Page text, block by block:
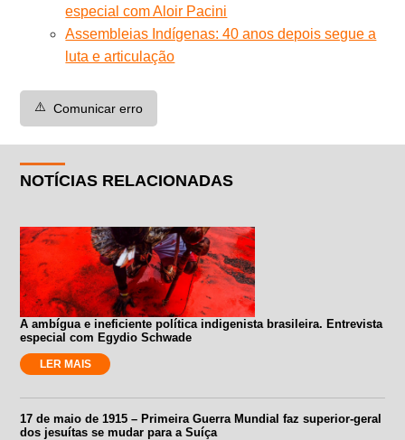
especial com Aloir Pacini
Assembleias Indígenas: 40 anos depois segue a
luta e articulação
⚠️ Comunicar erro
NOTÍCIAS RELACIONADAS
A ambígua e ineficiente política indigenista brasileira. Entrevista
especial com Egydio Schwade
LER MAIS
17 de maio de 1915 – Primeira Guerra Mundial faz superior-geral
dos jesuítas se mudar para a Suíça